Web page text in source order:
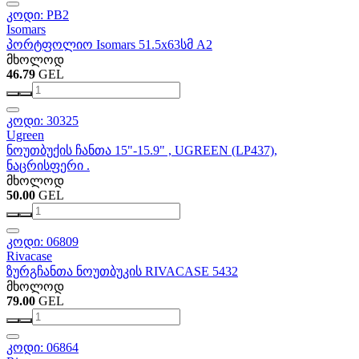
კოდი: PB2
Isomars
პორტფოლიო Isomars 51.5x63სმ A2
მხოლოდ
46.79 GEL
კოდი: 30325
Ugreen
ნოუთბუქის ჩანთა 15"-15.9" , UGREEN (LP437),
ნაცრისფერი .
მხოლოდ
50.00 GEL
კოდი: 06809
Rivacase
ზურგჩანთა ნოუთბუკის RIVACASE 5432
მხოლოდ
79.00 GEL
კოდი: 06864